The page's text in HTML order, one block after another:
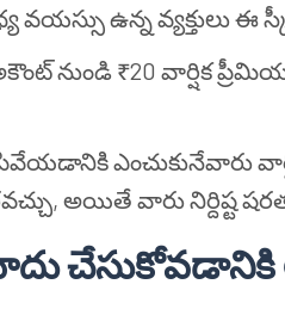
ఉన్న వ్యక్తులు ఈ
నుండి ₹20 వార్షిక
ఎంచుకునేవారు
అయితే వారు నిర్దిష్ట